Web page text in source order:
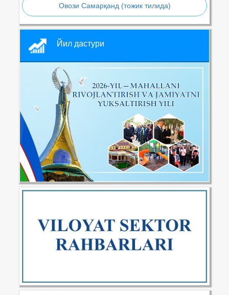
Овози Самарқанд (тожик тилида)
Йил дастури